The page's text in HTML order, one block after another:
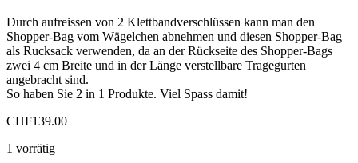
Durch aufreissen von 2 Klettbandverschlüssen kann man den
Shopper-Bag vom Wägelchen abnehmen und diesen Shopper-Bag
als Rucksack verwenden, da an der Rückseite des Shopper-Bags
zwei 4 cm Breite und in der Länge verstellbare Tragegurten
angebracht sind.
So haben Sie 2 in 1 Produkte. Viel Spass damit!
CHF139.00
1 vorrätig